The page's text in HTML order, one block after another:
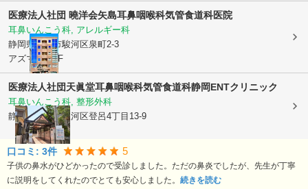
医療法人社団 曉洋会矢島耳鼻咽喉科気管食道科医院
耳鼻いんこう科, アレルギー科
静岡県静岡市駿河区泉町2-3
アズマビル2F
医療法人社団天眞堂耳鼻咽喉科気管食道科静岡ENTクリニック
耳鼻いんこう科, 整形外科
静岡県静岡市駿河区登呂4丁目13-9
口コミ: 3件 5
子供の鼻水がひどかったので受診しました。ただの鼻炎でしたが、先生が丁寧
に説明をしてくれたのでとても安心しました。 続きを読む